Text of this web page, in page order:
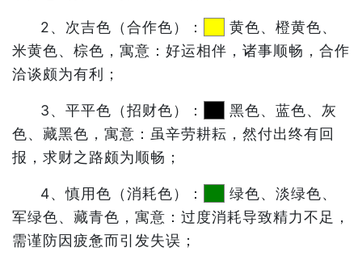
2、次吉色（合作色）：
黄色、橙黄色、
米黄色、棕色，寓意：好运相伴，诸事顺畅，合作
洽谈颇为有利；
3、平平色（招财色）：
黑色、蓝色、灰
色、藏黑色，寓意：虽辛劳耕耘，然付出终有回
报，求财之路颇为顺畅；
4、慎用色（消耗色）：
绿色、淡绿色、
军绿色、藏青色，寓意：过度消耗导致精力不足，
需谨防因疲惫而引发失误；